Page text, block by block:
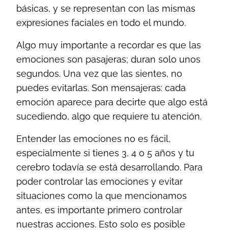
básicas, y se representan con las mismas
expresiones faciales en todo el mundo.
Algo muy importante a recordar es que las
emociones son pasajeras; duran solo unos
segundos. Una vez que las sientes, no
puedes evitarlas. Son mensajeras: cada
emoción aparece para decirte que algo está
sucediendo, algo que requiere tu atención.
Entender las emociones no es fácil,
especialmente si tienes 3, 4 o 5 años y tu
cerebro todavía se está desarrollando. Para
poder controlar las emociones y evitar
situaciones como la que mencionamos
antes, es importante primero controlar
nuestras acciones. Esto solo es posible